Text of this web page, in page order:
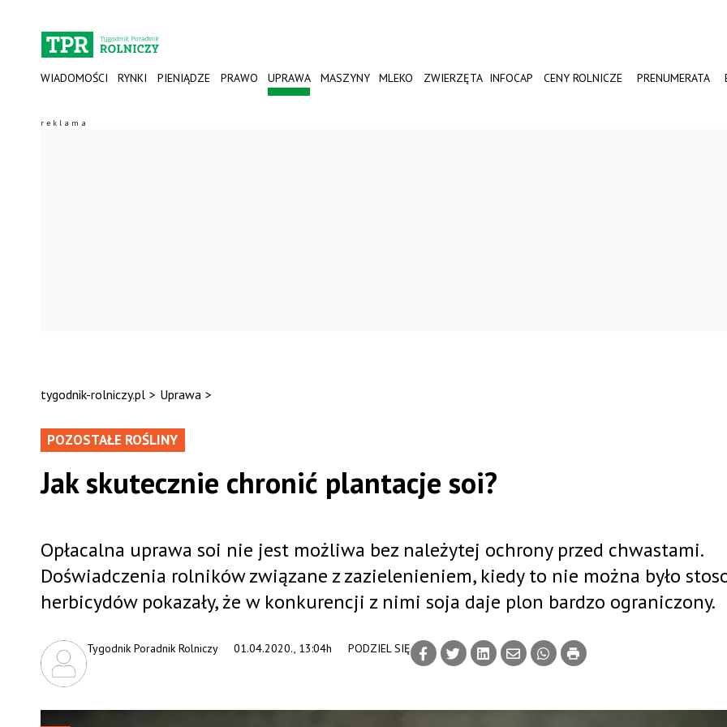
WIADOMOŚCI RYNKI PIENIĄDZE PRAWO UPRAWA MASZYNY MLEKO ZWIERZĘTA INFOCAP CENY ROLNICZE PRENUMERATA
tygodnik-rolniczy.pl > Uprawa >
POZOSTAŁE ROŚLINY
Jak skutecznie chronić plantacje soi?
01.04.2020., 13:04h
Tygodnik Poradnik Rolniczy PODZIEL SIĘ
Opłacalna uprawa soi nie jest możliwa bez należytej ochrony przed chwastami.
Doświadczenia rolników związane z zazielenieniem, kiedy to nie można było
herbicydów pokazały, że w konkurencji z nimi soja daje plon bardzo ograniczony.